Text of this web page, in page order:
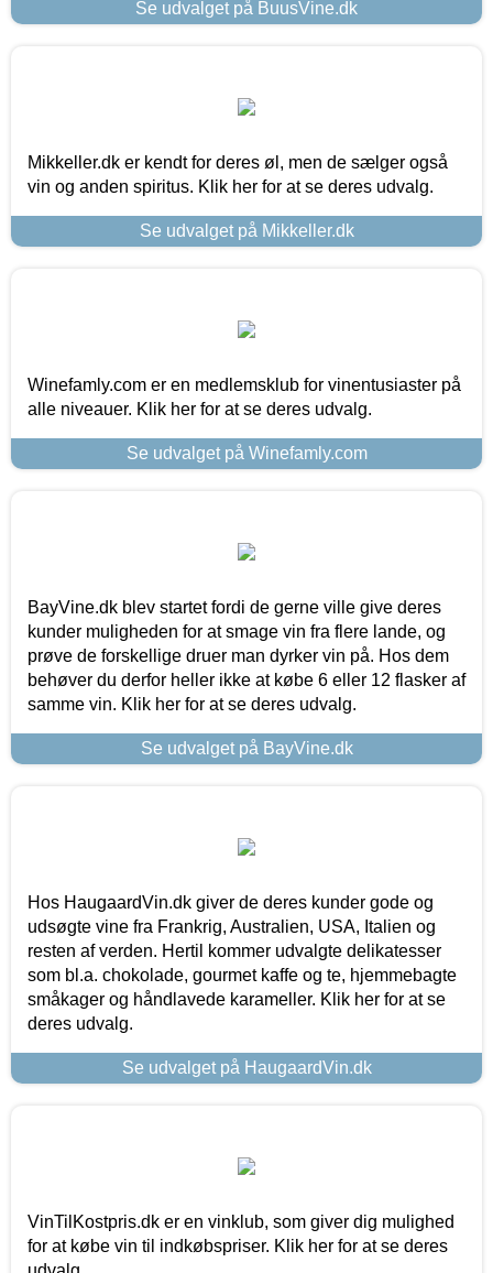
Se udvalget på BuusVine.dk
Mikkeller.dk er kendt for deres øl, men de sælger også
vin og anden spiritus. Klik her for at se deres udvalg.
Se udvalget på Mikkeller.dk
Winefamly.com er en medlemsklub for vinentusiaster på
alle niveauer. Klik her for at se deres udvalg.
Se udvalget på Winefamly.com
BayVine.dk blev startet fordi de gerne ville give deres
kunder muligheden for at smage vin fra flere lande, og
prøve de forskellige druer man dyrker vin på. Hos dem
behøver du derfor heller ikke at købe 6 eller 12 flasker af
samme vin. Klik her for at se deres udvalg.
Se udvalget på BayVine.dk
Hos HaugaardVin.dk giver de deres kunder gode og
udsøgte vine fra Frankrig, Australien, USA, Italien og
resten af verden. Hertil kommer udvalgte delikatesser
som bl.a. chokolade, gourmet kaffe og te, hjemmebagte
småkager og håndlavede karameller. Klik her for at se
deres udvalg.
Se udvalget på HaugaardVin.dk
VinTilKostpris.dk er en vinklub, som giver dig mulighed
for at købe vin til indkøbspriser. Klik her for at se deres